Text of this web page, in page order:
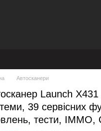
Автосканери
Launch X431
39 сервісних
тести, IMMO,